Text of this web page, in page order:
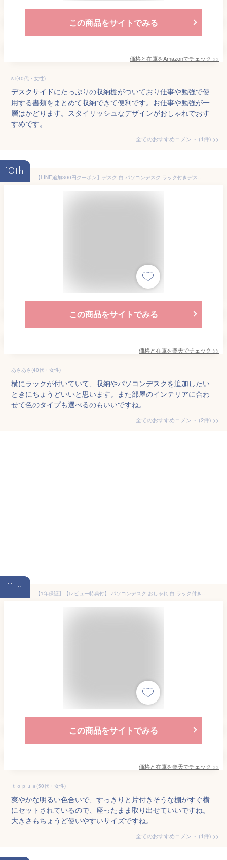
この商品をサイトでみる
価格と在庫をAmazonでチェック >>
s.i(40代・女性)
デスクサイドにたっぷりの収納棚がついており仕事や勉強で使
用する書類をまとめて収納できて便利です。お仕事や勉強が一
層はかどります。スタイリッシュなデザインがおしゃれでおす
すめです。
全てのおすすめコメント (1件) >
10th
【LINE追加300円クーポン】デスク 白 パソコンデスク ラック付きデスク 幅120cm 奥行60cm 収納 棚付き 省スペース PCデスク ワークデスク 学習机 テレワーク 在宅勤務 机 木目 グレー ブラック レトリック 大理石 マーブル
この商品をサイトでみる
価格と在庫を楽天でチェック >>
あさあさ(40代・女性)
横にラックが付いていて、収納やパソコンデスクを追加したい
ときにちょうどいいと思います。また部屋のインテリアに合わ
せて色のタイプも選べるのもいいですね。
全てのおすすめコメント (2件) >
11th
【1年保証】【レビュー特典付】 パソコンデスク おしゃれ 白 ラック付きデスク 幅120cm 奥行60cm 収納 棚付き 省スペース ハイタイプ PCデスク ワークデスク 学習机 テレワーク 在宅勤務 机 書斎デスク 木目 レトリック
この商品をサイトでみる
価格と在庫を楽天でチェック >>
ｔｏｐｕａ(50代・女性)
爽やかな明るい色合いで、すっきりと片付きそうな棚がすぐ横
にセットされているので、座ったまま取り出せていいですね。
大きさもちょうど使いやすいサイズですね。
全てのおすすめコメント (1件) >